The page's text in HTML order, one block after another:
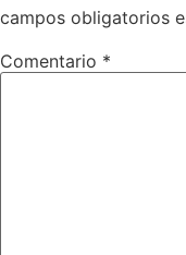
campos obligatorios
Comentario *